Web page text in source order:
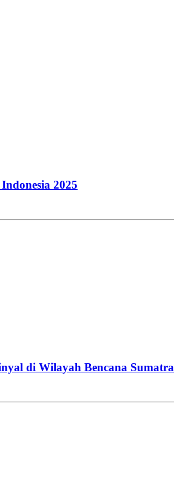
2025
di Wilayah Bencana Sumatra